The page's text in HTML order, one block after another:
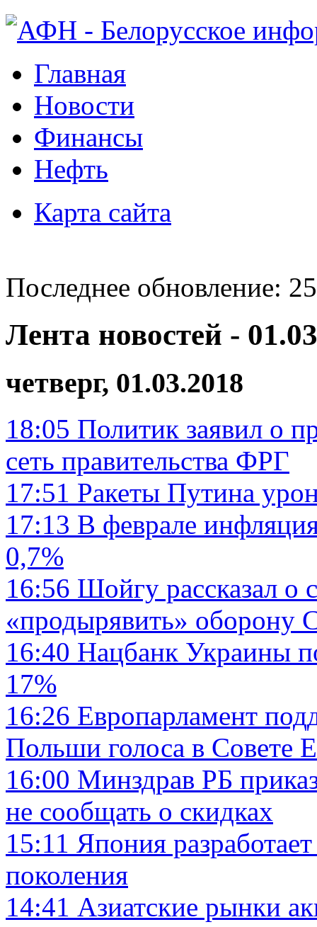
Главная
Новости
Финансы
Нефть
Карта сайта
Последнее обновление:
Лента новостей -
четверг, 01.03.2018
18:05 Политик заявил о
сеть правительства ФРГ
17:51 Ракеты Путина
17:13 В феврале
0,7%
16:56 Шойгу рассказал о
«продырявить»
16:40 Нацбанк Украины
17%
16:26 Европарламент
Польши голоса в Совете
16:00 Минздрав РБ
не сообщать о скидках
15:11 Япония
поколения
14:41 Азиатские рынки